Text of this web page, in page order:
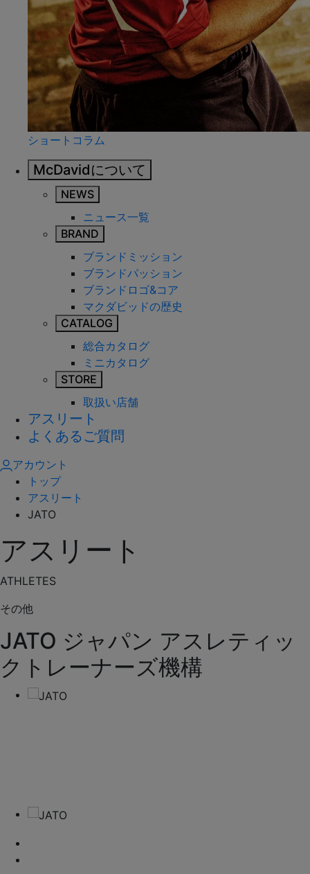
ショートコラム
McDavidについて
NEWS
ニュース一覧
BRAND
ブランドミッション
ブランドパッション
ブランドロゴ&コア
マクダビッドの歴史
CATALOG
総合カタログ
ミニカタログ
STORE
取扱い店舗
アスリート
よくあるご質問
アカウント
トップ
アスリート
JATO
アスリート
ATHLETES
その他
JATO ジャパン アスレティッ
クトレーナーズ機構